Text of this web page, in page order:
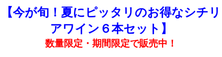
【今が旬！夏にピッタリのお得なシチリ
アワイン６本セット】
数量限定・期間限定で販売中！